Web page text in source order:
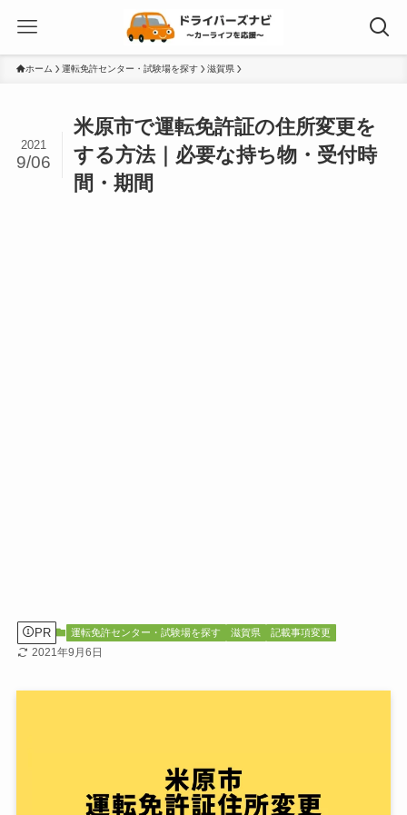
ホーム 運転免許センター・試験場を探す 滋賀県
米原市で運転免許証の住所変更を
する方法｜必要な持ち物・受付時
間・期間
2021
9/06
PR 運転免許センター・試験場を探す 滋賀県 記載事項変更
2021年9月6日